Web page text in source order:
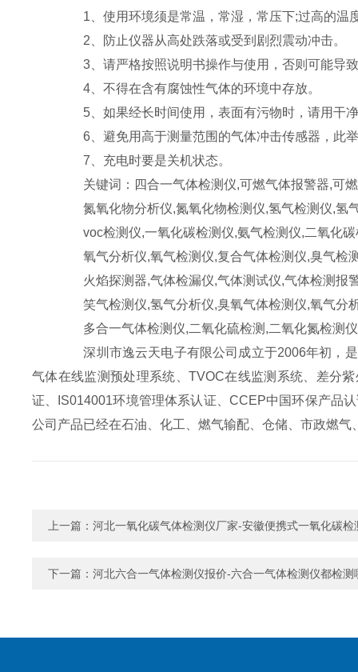
1、使用环境须是常温，常湿，常压下;过高的温
2、防止仪器从高处跌落或受到剧烈震动冲击。
3、请严格按照说明书操作与使用，否则可能导致
4、不得在含有腐蚀性气体的环境中存放。
5、如果经长时间使用，表面有污物时，请用干净
6、避免用高于测量范围的气体冲击传感器，此举
7、充电时要是关机状态。
关键词：四合一气体检测仪,可燃气体报警器,可
氮氧化物分析仪,氮氧化物检测仪,氢气检测仪,氢
voc检测仪,一氧化碳检测仪,氨气检测仪,二氧化碳
氧气分析仪,氧气检测仪,复合气体检测仪,臭气检
火焰探测器,气体检漏仪,气体测试仪,气体检测报
笑气检测仪,氢气分析仪,臭氧气体检测仪,氧气分
多合一气体检测仪,二氧化硫检测,二氧化氮检测仪
深圳市逸云天电子有限公司成立于2006年初，是
气体在线监测预处理系统、TVOC在线监测系统、差分
证、IS014001环境管理体系认证、CCEP中国环保产品
公司产品已经在石油、化工、燃气输配、仓储、市政燃
上一篇： 河北一氧化碳气体检测仪厂家-安徽便携式一氧化碳检
下一篇： 河北六合一气体检测仪报价-六合一气体检测仪都检